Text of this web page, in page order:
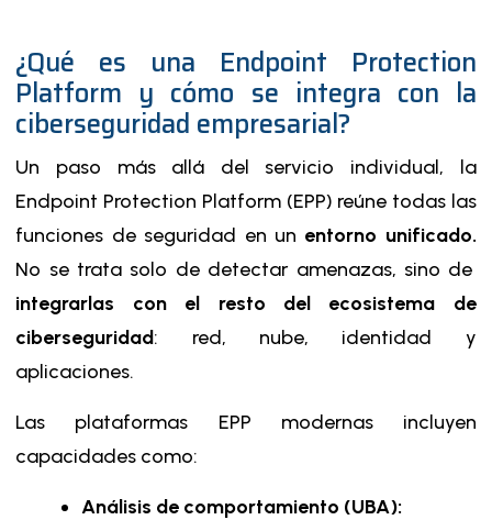
¿Qué es una Endpoint Protection
Platform y cómo se integra con la
ciberseguridad empresarial?
Un paso más allá del servicio individual, la
Endpoint Protection Platform (EPP) reúne todas las
funciones de seguridad en un entorno unificado.
No se trata solo de detectar amenazas, sino de
integrarlas con el resto del ecosistema de
ciberseguridad: red, nube, identidad y
aplicaciones.
Las plataformas EPP modernas incluyen
capacidades como:
Análisis de comportamiento (UBA):